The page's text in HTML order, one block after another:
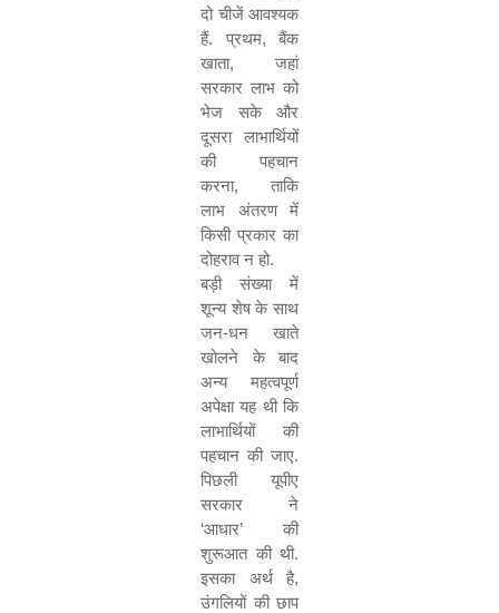
दो चीजें आवश्यक
हैं. प्रथम, बैंक
खाता, जहां
सरकार लाभ को
भेज सके और
दूसरा लाभार्थियों
की पहचान
करना, ताकि
लाभ अंतरण में
किसी प्रकार का
दोहराव न हो.
बड़ी संख्या में
शून्य शेष के साथ
जन-धन खाते
खोलने के बाद
अन्य महत्वपूर्ण
अपेक्षा यह थी कि
लाभार्थियों की
पहचान की जाए.
पिछली यूपीए
सरकार ने
‘आधार’ की
शुरूआत की थी.
इसका अर्थ है,
उंगलियों की छाप